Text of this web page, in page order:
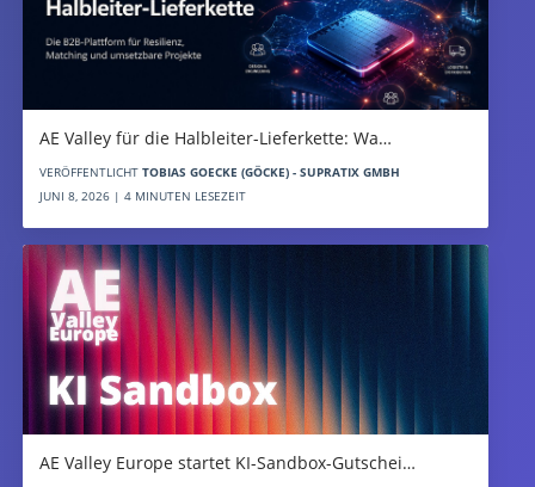
AE Valley für die Halbleiter-Lieferkette: Wa…
VERÖFFENTLICHT TOBIAS GOECKE (GÖCKE) - SUPRATIX GMBH
JUNI 8, 2026 | 4 MINUTEN LESEZEIT
AE Valley Europe startet KI-Sandbox-Gutschei…